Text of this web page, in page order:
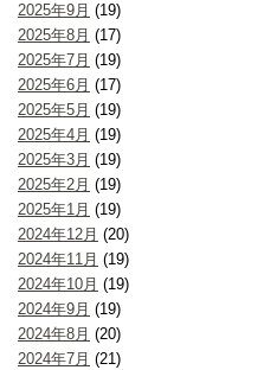
2025年9月 (19)
2025年8月 (17)
2025年7月 (19)
2025年6月 (17)
2025年5月 (19)
2025年4月 (19)
2025年3月 (19)
2025年2月 (19)
2025年1月 (19)
2024年12月 (20)
2024年11月 (19)
2024年10月 (19)
2024年9月 (19)
2024年8月 (20)
2024年7月 (21)